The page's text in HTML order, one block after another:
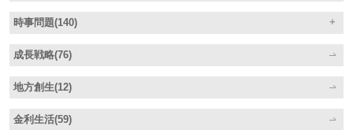
時事問題(140)
成長戦略(76)
地方創生(12)
金利生活(59)